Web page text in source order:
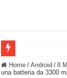
BASTA FATICARE!
Home / Android /
Il
una batteria da 3300